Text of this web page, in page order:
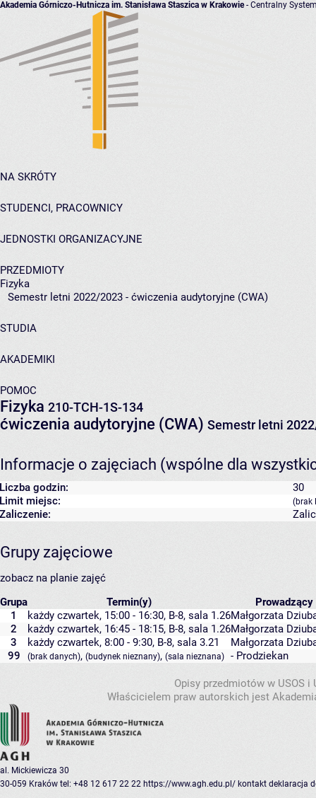
Akademia Górniczo-Hutnicza im. Stanisława Staszica w Krakowie- Centralny
NA SKRÓTY
STUDENCI, PRACOWNICY
JEDNOSTKI ORGANIZACYJNE
PRZEDMIOTY
Fizyka
Semestr letni 2022/2023 - ćwiczenia audytoryjne (CWA)
STUDIA
AKADEMIKI
POMOC
Fizyka 210-TCH-1S-134
ćwiczenia audytoryjne (CWA) Semestr letni
Informacje o zajęciach (wspólne dla
Liczba godzin:
30
Limit miejsc:
(brak
Zaliczenie:
Grupy zajęciowe
zobacz na planie zajęć
Grupa
Termin(y)
Prowadzący
1
każdy czwartek, 15:00 - 16:30, B-8, sala 1.26Małgorzata
2
każdy czwartek, 16:45 - 18:15, B-8, sala 1.26Małgorzata
3
każdy czwartek, 8:00 - 9:30, B-8, sala 3.21
Małgorzata
99
(brak danych), (budynek nieznany), (sala nieznana) - Prodziekan
Opisy przedmiotów w USOS
Właścicielem praw autorskich jest
al. Mickiewicza 30
30-059 Kraków tel: +48 12 617 22 22 https://www.agh.edu.pl/ kontakt deklaracja